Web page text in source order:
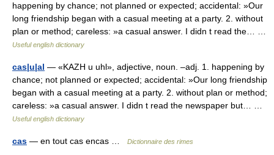
happening by chance; not planned or expected; accidental: »Our
long friendship began with a casual meeting at a party. 2. without
plan or method; careless: »a casual answer. I didn t read the… …
Useful english dictionary
cas|u|al — «KAZH u uhl», adjective, noun. –adj. 1. happening by
chance; not planned or expected; accidental: »Our long friendship
began with a casual meeting at a party. 2. without plan or method;
careless: »a casual answer. I didn t read the newspaper but… …
Useful english dictionary
cas — en tout cas encas … Dictionnaire des rimes